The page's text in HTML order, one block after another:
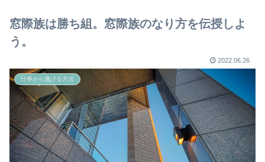
窓際族は勝ち組。窓際族のなり方を伝授しよ
う。
2022.06.26
仕事から逃げる方法